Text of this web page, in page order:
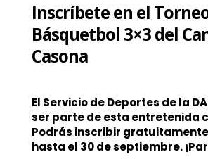
Inscríbete en el
Básquetbol 3×3 del
Casona
El Servicio de Deportes de la
ser parte de esta entretenida
Podrás inscribir
hasta el 30 de septiembre.